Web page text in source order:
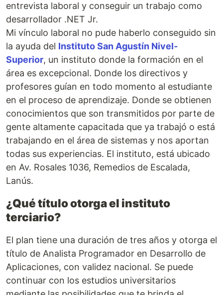
entrevista laboral y conseguir un trabajo como
desarrollador .NET Jr.
Mi vínculo laboral no pude haberlo conseguido sin
la ayuda del Instituto San Agustín Nivel-
Superior, un instituto donde la formación en el
área es excepcional. Donde los directivos y
profesores guían en todo momento al estudiante
en el proceso de aprendizaje. Donde se obtienen
conocimientos que son transmitidos por parte de
gente altamente capacitada que ya trabajó o está
trabajando en el área de sistemas y nos aportan
todas sus experiencias. El instituto, está ubicado
en Av. Rosales 1036, Remedios de Escalada,
Lanús.
¿Qué título otorga el instituto
terciario?
El plan tiene una duración de tres años y otorga el
título de Analista Programador en Desarrollo de
Aplicaciones, con validez nacional. Se puede
continuar con los estudios universitarios